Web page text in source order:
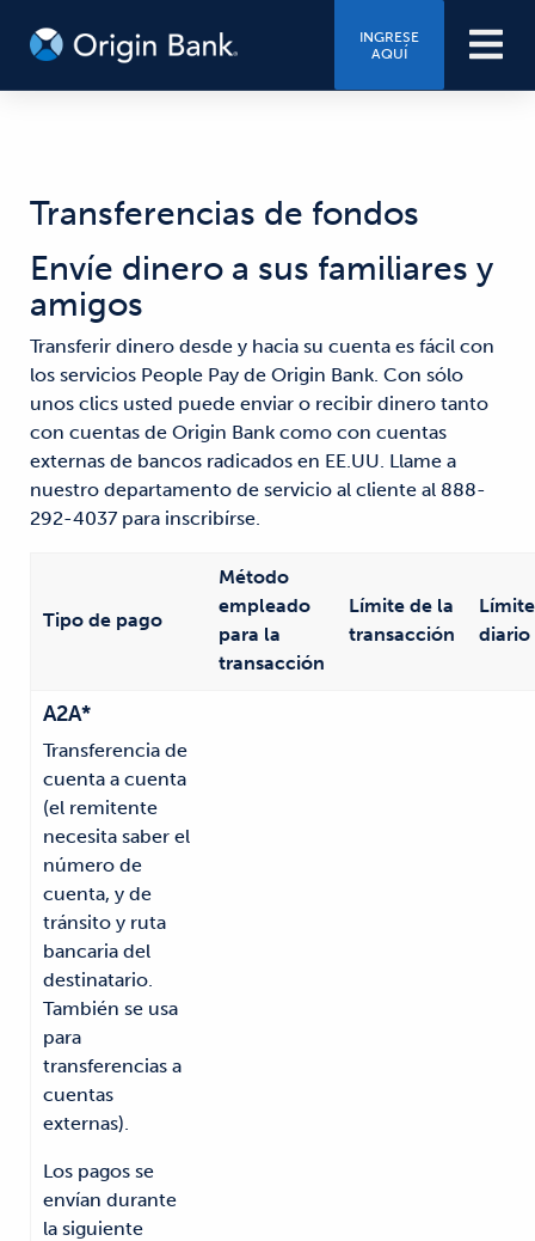
INGRESE
AQUÍ
Transferencias de fondos
Envíe dinero a sus familiares y
amigos
Transferir dinero desde y hacia su cuenta es fácil con
los servicios People Pay de Origin Bank. Con sólo
unos clics usted puede enviar o recibir dinero tanto
con cuentas de Origin Bank como con cuentas
externas de bancos radicados en EE.UU. Llame a
nuestro departamento de servicio al cliente al 888-
292-4037 para inscribírse.
Tipo de pago
Método
empleado
para la
transacción
Límite de la
transacción
Límite
diario
A2A*
Transferencia de
cuenta a cuenta
(el remitente
necesita saber el
número de
cuenta, y de
tránsito y ruta
bancaria del
destinatario.
También se usa
para
transferencias a
cuentas
externas).
Los pagos se
envían durante
la siguiente